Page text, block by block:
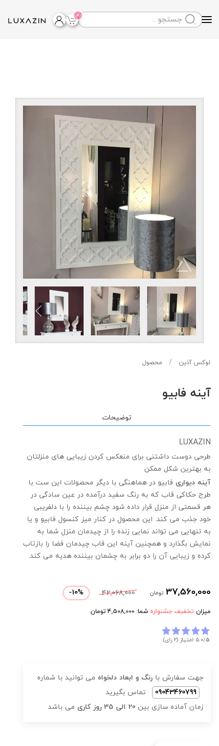
Skip to main content
0
لوکس آذین محصول
آینه فابیو
توضیحات
LUXAZIN
طرحی دوست داشتنی برای منعکس کردن زیبایی های منزلتان
به بهترین شکل ممکن
آینه دیواری فابیو در هماهنگی با دیگر محصولات این ست با
طرح حکاکی قاب که به رنگ سفید درآمده در عین سادگی در
هر قسمتی از منزل قرار داده شود چشم بیننده را با دلفریبی
خود جذب می کند. این محصول در کنار میز کنسول فابیو و یا
به تنهایی می تواند نمایی زنده را از چیدمان منزل شما به
نمایش بگذارد و همچنین آینه این قاب چیدمان فضا را بازتاب
کرده و زیبایی آن را دو برابر به چشمان بیننده هدیه می کند.
37,560,000 تومان 42,068,000
10%
-
میزان تخفیف جشنواره شما: 4,508,000 تومان
5.0/5 امتیاز (2 رای)
جهت سفارش با رنگ و ابعاد دلخواه می توانید با شماره
09043460799
تماس بگیرید
زمان آماده سازی بین 20 الی 35 روز کاری می باشد